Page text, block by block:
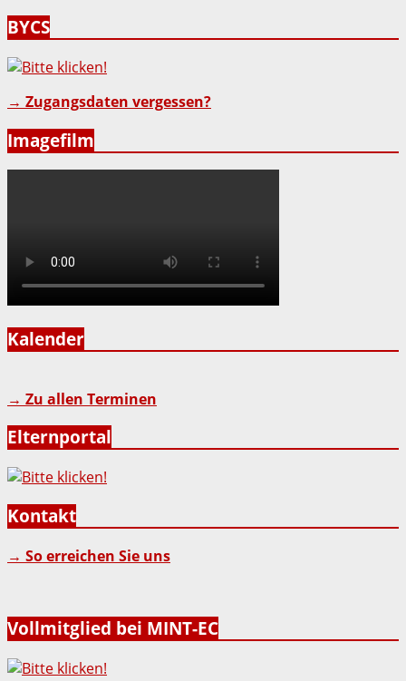
BYCS
→ Zugangsdaten vergessen?
Imagefilm
Kalender
→ Zu allen Terminen
Elternportal
Kontakt
→ So erreichen Sie uns
Vollmitglied bei MINT-EC